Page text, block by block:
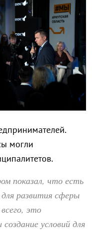
могли
показал, что есть
развития сферы
это
условий для